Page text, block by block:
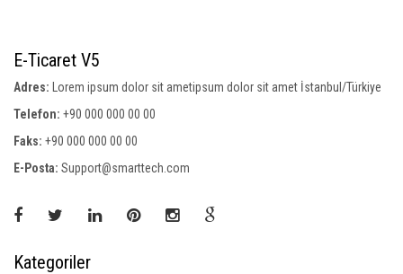
E-Ticaret V5
Adres: Lorem ipsum dolor sit ametipsum dolor sit amet İstanbul/Türkiye
Telefon: +90 000 000 00 00
Faks: +90 000 000 00 00
E-Posta: Support@smarttech.com
Kategoriler